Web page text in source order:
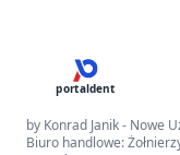
portaldent
by Konrad Janik - Nowe
Biuro handlowe: